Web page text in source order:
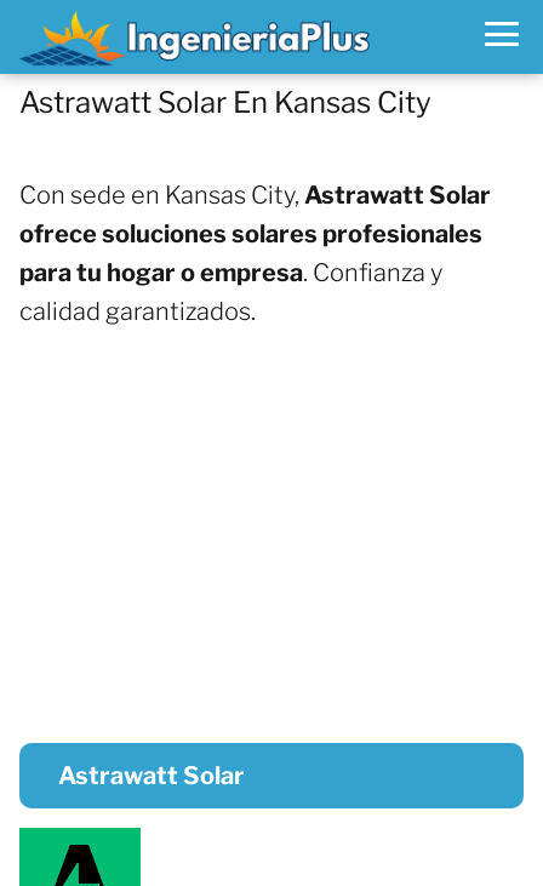
Astrawatt Solar En Kansas City
Con sede en Kansas City, Astrawatt Solar
ofrece soluciones solares profesionales
para tu hogar o empresa. Confianza y
calidad garantizados.
Astrawatt Solar